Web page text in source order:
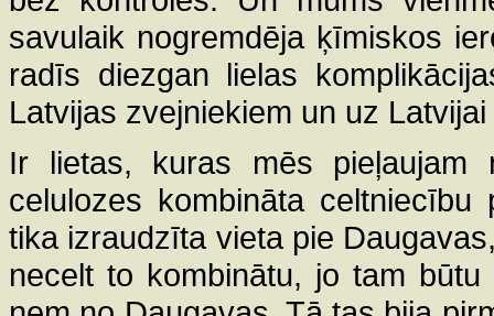
savulaik nogremdēja ķīmiskos
radīs diezgan lielas
Latvijas zvejniekiem un uz
Ir lietas, kuras mēs pieļaujam
celulozes kombināta
tika izraudzīta vieta pie
necelt to kombinātu, jo tam